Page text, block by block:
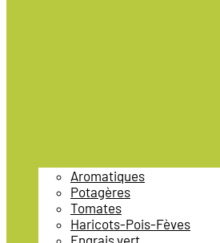
Aromatiques
Potagères
Tomates
Haricots-Pois-Fèves
Engrais vert